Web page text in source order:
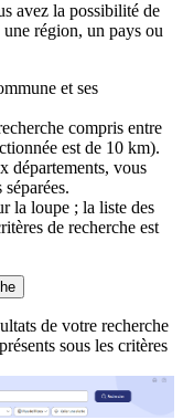
avez la possibilité de
région, un pays ou
et ses
compris entre
est de 10 km).
départements, vous
la loupe ; la liste des
de recherche est
de votre recherche
sous les critères